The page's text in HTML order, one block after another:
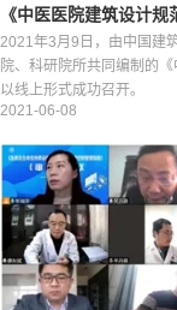
《中医医院建筑设计
2021年3月9日，由中国建
院、科研院所共同编制的
以线上形式成功召开。
2021-06-08